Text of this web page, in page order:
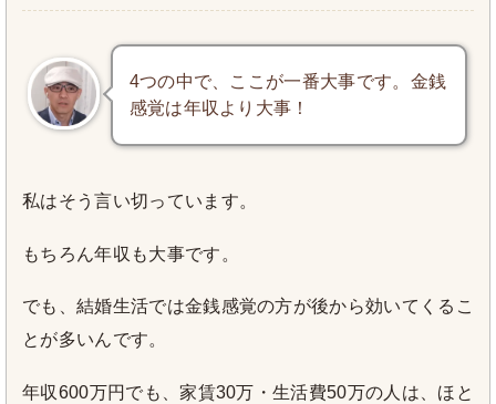
4つの中で、ここが一番大事です。金銭
感覚は年収より大事！
私はそう言い切っています。
もちろん年収も大事です。
でも、結婚生活では金銭感覚の方が後から効いてくるこ
とが多いんです。
年収600万円でも、家賃30万・生活費50万の人は、ほと